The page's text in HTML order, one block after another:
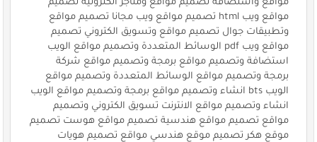
مواقع واستضافة تصميم مواقع ومتاجر الكترونية تصميم
مواقع ويب html تصميم مواقع ويب مجانا تصميم مواقع
وتطبيقات جوال تصميم مواقع وتسويق الكتروني تصميم
مواقع ويب pdf الوسائط المتعددة وتصميم مواقع الويب
استضافة وتصميم مواقع برمجة وتصميم مواقع شركة
برمجة وتصميم مواقع الوسائط المتعددة وتصميم مواقع
الويب bts انشاء وتصميم مواقع برمجة وتصميم مواقع الويب
انشاء وتصميم مواقع الانترنت تسويق الكتروني وتصميم
مواقع تصميم مواقع هندسية تصميم مواقع هوست تصميم
موقع هكر تصميم موقع هندسي مواقع تصميم هويات